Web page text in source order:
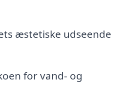
æstetiske udseende
for vand- og